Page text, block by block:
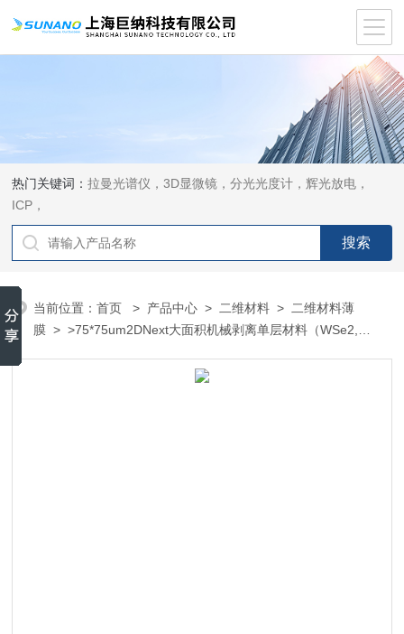
热门关键词：拉曼光谱仪，3D显微镜，分光光度计，辉光放电，
ICP，
当前位置：首页 > 产品中心 > 二维材料 > 二维材料薄
膜 > >75*75um2DNext大面积机械剥离单层材料（WSe2,